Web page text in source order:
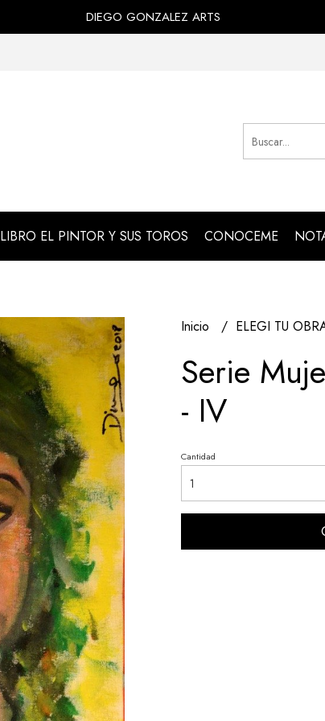
DIEGO GONZALEZ ARTS
LIBRO EL PINTOR Y SUS TOROS CONOCEME
Inicio ELEGI TU
Serie
- IV
Cantidad